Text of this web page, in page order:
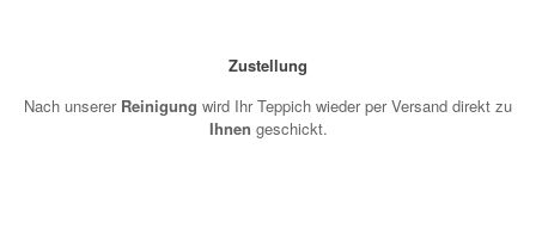
Zustellung
Nach unserer Reinigung wird Ihr Teppich wieder per Versand direkt zu
Ihnen geschickt.